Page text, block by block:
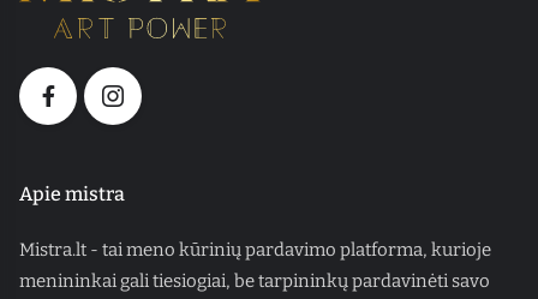
Apie mistra
Mistra.lt - tai meno kūrinių pardavimo platforma, kurioje
menininkai gali tiesiogiai, be tarpininkų pardavinėti savo